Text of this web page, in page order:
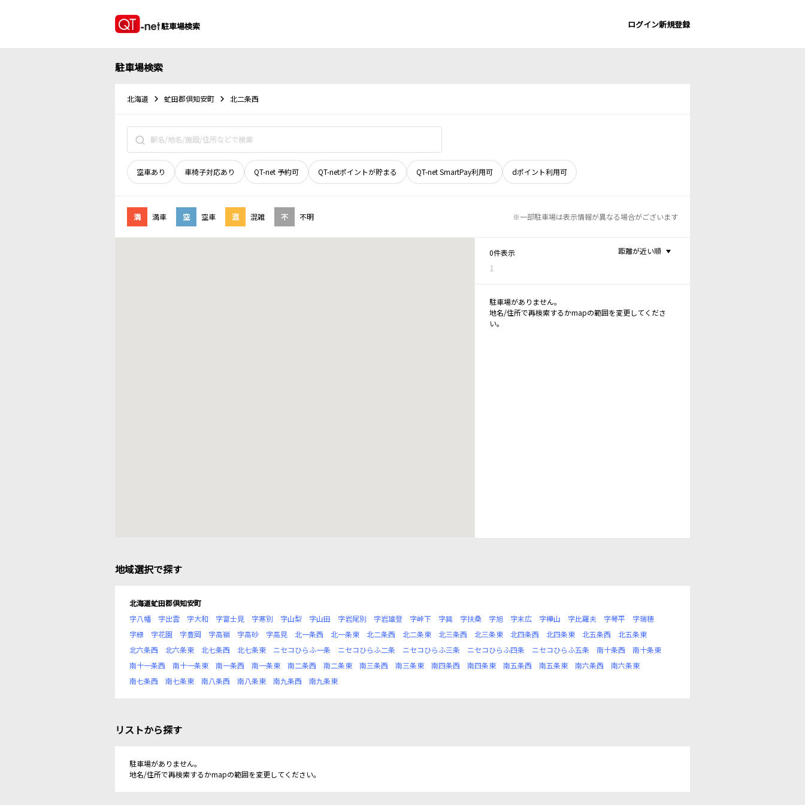
駐車場検索 ログイン新規登録
駐車場検索
北海道 虻田郡倶知安町 北二条西
空車あり 車椅子対応あり QT-net 予約可 QT-netポイントが貯まる QT-net SmartPay利用可 dポイント利用可
満 満車 空 空車 混 混雑 不 不明 ※一部駐車場は表示情報が異なる場合がございます
0件表示
1
距離が近い順
駐車場がありません。
地名/住所で再検索するかmapの範囲を変更してくださ
い。
地域選択で探す
北海道虻田郡倶知安町
字八幡
字出雲 字大和 字富士見 字寒別 字山梨 字山田 字岩尾別 字岩雄登 字峠下 字巽 字扶桑 字旭 字末広 字樺山 字比羅夫 字琴平
字瑞穂
字緑
字花園 字豊岡 字高嶺 字高砂 字高見 北一条西 北一条東 北二条西 北二条東 北三条西 北三条東 北四条西 北四条東 北五条西
北五条東
北六条西
北六条東 北七条西 北七条東 ニセコひらふ一条 ニセコひらふ二条 ニセコひらふ三条 ニセコひらふ四条 ニセコひらふ五条 南十条西
南十条東
南十一条西
南十一条東 南一条西 南一条東 南二条西 南二条東 南三条西 南三条東 南四条西 南四条東 南五条西 南五条東 南六条西
南六条東
南七条西
南七条東 南八条西 南八条東 南九条西 南九条東
リストから探す
駐車場がありません。
地名/住所で再検索するかmapの範囲を変更してください。